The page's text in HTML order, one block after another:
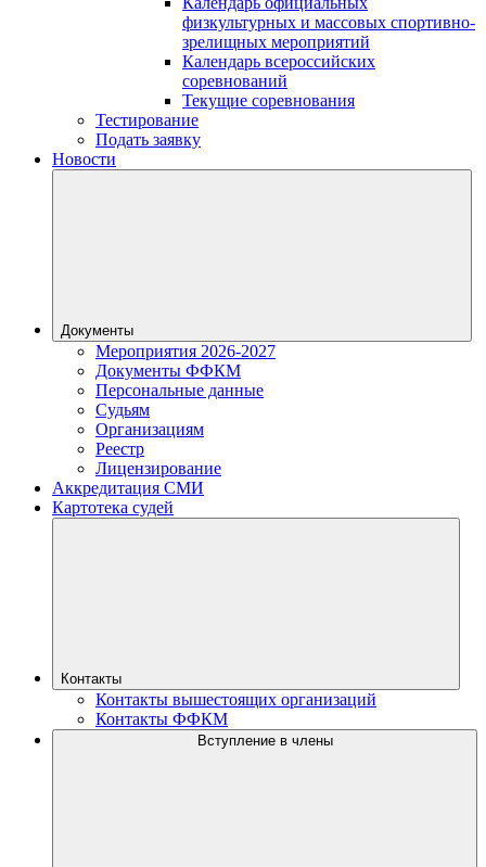
физкультурных и массовых спортивно-
зрелищных мероприятий
Календарь всероссийских
соревнований
Текущие соревнования
Тестирование
Подать заявку
Новости
Документы
Мероприятия 2026-2027
Документы ФФКМ
Персональные данные
Судьям
Организациям
Реестр
Лицензирование
Аккредитация СМИ
Картотека судей
Контакты
Контакты вышестоящих организаций
Контакты ФФКМ
Вступление в члены